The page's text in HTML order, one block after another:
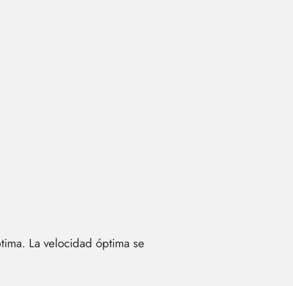
La velocidad óptima se